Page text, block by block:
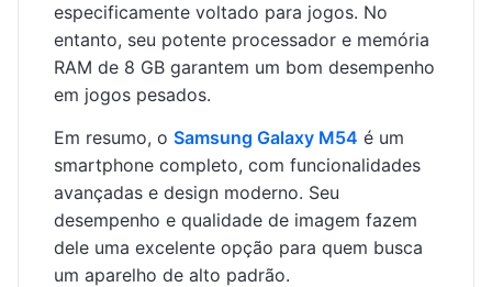
especificamente voltado para jogos. No
entanto, seu potente processador e memória
RAM de 8 GB garantem um bom desempenho
em jogos pesados.
Em resumo, o Samsung Galaxy M54 é um
smartphone completo, com funcionalidades
avançadas e design moderno. Seu
desempenho e qualidade de imagem fazem
dele uma excelente opção para quem busca
um aparelho de alto padrão.